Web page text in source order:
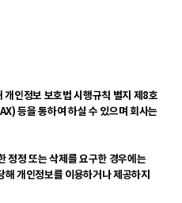
인정보 보호법 시행규칙 별지 제8호
등을 통하여 하실 수 있으며 회사는
정정 또는 삭제를 요구한 경우에는
개인정보를 이용하거나 제공하지
집, 이용에 동의합니다.